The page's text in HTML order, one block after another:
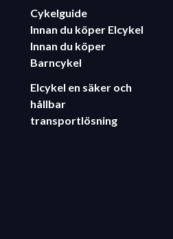
Cykelguide
Innan du köper Elcykel
Innan du köper
Barncykel
Elcykel en säker och
hållbar
transportlösning